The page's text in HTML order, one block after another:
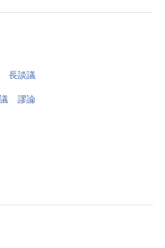
長談議
謬論